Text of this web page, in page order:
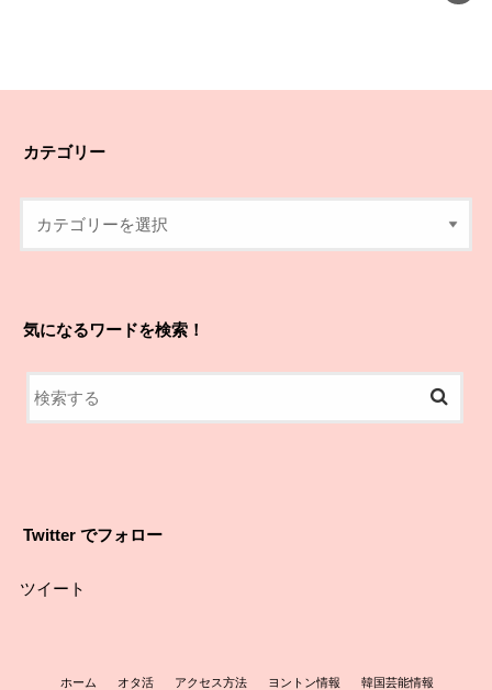
カテゴリー
気になるワードを検索！
Twitter でフォロー
ツイート
ホーム オタ活 アクセス方法 ヨントン情報 韓国芸能情報